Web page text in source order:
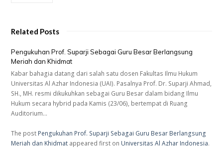
Related Posts
Pengukuhan Prof. Suparji Sebagai Guru Besar Berlangsung
Meriah dan Khidmat
Kabar bahagia datang dari salah satu dosen Fakultas Ilmu Hukum
Universitas Al Azhar Indonesia (UAI). Pasalnya Prof. Dr. Suparji Ahmad,
SH., MH. resmi dikukuhkan sebagai Guru Besar dalam bidang Ilmu
Hukum secara hybrid pada Kamis (23/06), bertempat di Ruang
Auditorium…
The post Pengukuhan Prof. Suparji Sebagai Guru Besar Berlangsung
Meriah dan Khidmat appeared first on Universitas Al Azhar Indonesia.